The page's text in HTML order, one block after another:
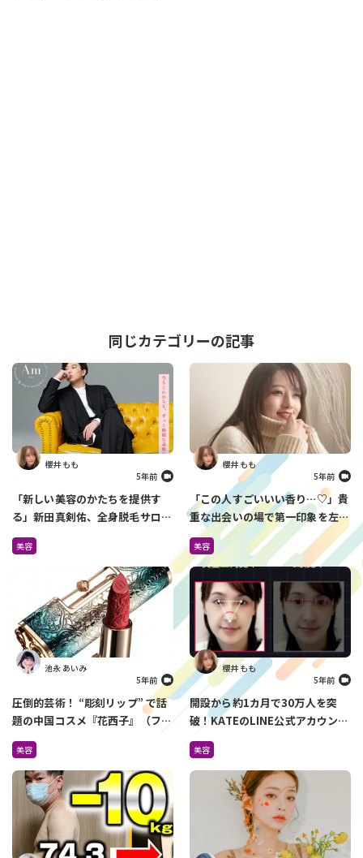
同じカテゴリーの記事
櫻井 もも
5年前
「新しい美容のかたちを提供す
る」新田真剣佑、全身脱毛サロン
を4月に2店舗オープン
美容
櫻井 もも
5年前
「この人すごいいい香り…♡」貴
重な出会いの場で第一印象を左右
しているのは『香り』だった
美容
池永 あいみ
5年前
圧倒的芸術！ “彫刻リップ” で話
題の中国コスメ『花西子』（ファ
ーシーズ）が日本上陸！
Amazonで先行販売中
美容
櫻井 もも
5年前
開設から約1カ月で30万人を突
破！KATEのLINE公式アカウント
でできるメイク診断がすごすぎ
る！
美容